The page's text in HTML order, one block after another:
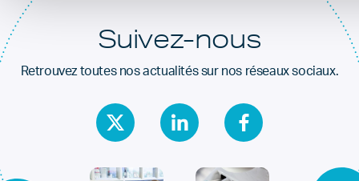
Suivez-nous
Retrouvez toutes nos actualités sur nos réseaux sociaux.